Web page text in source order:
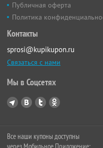
Публичная оферта
Политика
Контакты
sprosi@kupikupon.ru
Связаться с нами
Мы в Соцсетях
Все наши купоны доступны